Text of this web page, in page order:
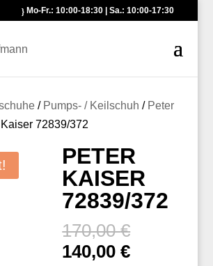
Mo-Fr.: 10:00-18:30 | Sa.: 10:00-17:30
/ Pumps- / Keilschuh / Peter
72839/372
PETER
KAISER
72839/372
170,00€
140,00€Aktueller